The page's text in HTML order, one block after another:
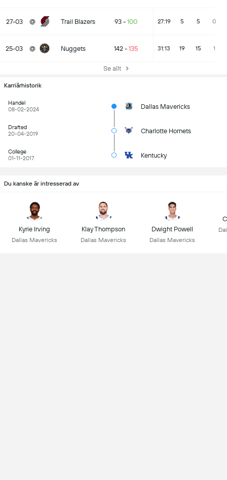
27-03 @ Trail Blazers 93- 100 27:19 5 5 0
25-03 @ Nuggets 142- 135 31:13 19 15 1
Se allt
Karriärhistorik
Handel
08-02-2024
Dallas Mavericks
Drafted
20-04-2019
Charlotte Hornets
College
01-11-2017
Kentucky
Du kanske är intresserad av
Kyrie Irving
Dallas Mavericks
Klay Thompson
Dallas Mavericks
Dwight Powell
Dallas Mavericks